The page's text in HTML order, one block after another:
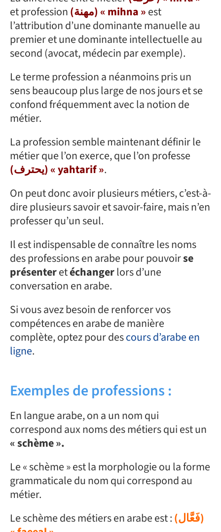
et profession
(مهنة) « mihna »est
l’attribution d’une dominante manuelle au
premier et une dominante intellectuelle au
second (avocat, médecin par exemple).
Le terme profession a néanmoins pris un
sens beaucoup plus large de nos jours et se
confond fréquemment avec la notion de
métier.
La profession semble maintenant définir le
métier que l’on exerce, que l’on professe
(يحترف) « yahtarif ».
On peut donc avoir plusieurs métiers, c’est-à-
dire plusieurs savoir et savoir-faire, mais n’en
professer qu’un seul.
Il est indispensable de connaître les noms
des professions en arabe pour pouvoirse
présenteretéchangerlors d’une
conversation en arabe.
Si vous avez besoin de renforcer vos
compétences en arabe demanière
complète, optez pour descours d’arabe en
ligne.
Exemples de professions :
En langue arabe, on a un nom qui
correspond aux noms des métiers qui est un
« schème ».
Le « schème » est la morphologie ou la forme
grammaticale du nom qui correspond au
métier.
Le schème des métiers en arabe est :(فَعَّال)